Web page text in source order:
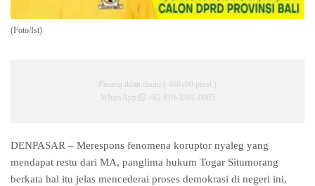
(Foto/Ist)
Pasang iklan disini ( 468x60 pixel )
WhatsApp
+62 819-3301-0005
DENPASAR – Merespons fenomena koruptor nyaleg yang
mendapat restu dari MA, panglima hukum Togar Situmorang
berkata hal itu jelas mencederai proses demokrasi di negeri ini,